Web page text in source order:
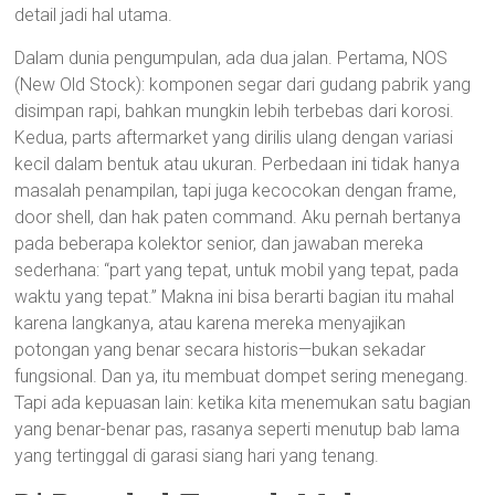
detail jadi hal utama.
Dalam dunia pengumpulan, ada dua jalan. Pertama, NOS
(New Old Stock): komponen segar dari gudang pabrik yang
disimpan rapi, bahkan mungkin lebih terbebas dari korosi.
Kedua, parts aftermarket yang dirilis ulang dengan variasi
kecil dalam bentuk atau ukuran. Perbedaan ini tidak hanya
masalah penampilan, tapi juga kecocokan dengan frame,
door shell, dan hak paten command. Aku pernah bertanya
pada beberapa kolektor senior, dan jawaban mereka
sederhana: “part yang tepat, untuk mobil yang tepat, pada
waktu yang tepat.” Makna ini bisa berarti bagian itu mahal
karena langkanya, atau karena mereka menyajikan
potongan yang benar secara historis—bukan sekadar
fungsional. Dan ya, itu membuat dompet sering menegang.
Tapi ada kepuasan lain: ketika kita menemukan satu bagian
yang benar-benar pas, rasanya seperti menutup bab lama
yang tertinggal di garasi siang hari yang tenang.